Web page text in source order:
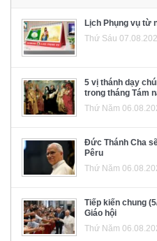
Lịch Phụng vụ từ
Thứ Sáu
5 vị thánh dạy
trong tháng Tám
Thứ Năm
Đức Thánh Cha
Pêru
Thứ Năm
Tiếp kiến chung
Giáo hội
Thứ Năm